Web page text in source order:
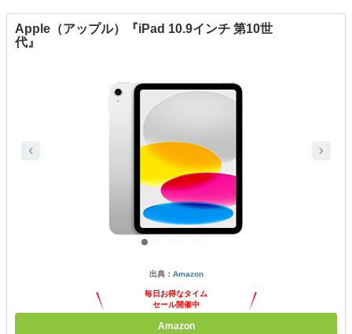
Apple（アップル）『iPad 10.9インチ 第10世
代』
出典： Amazon
毎日お得なタイム
セール開催中
Amazon